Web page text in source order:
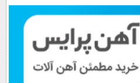
پرداخت قسطی